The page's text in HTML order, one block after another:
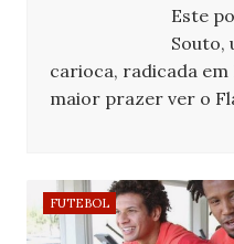
Este
Souto,
carioca, radicada
maior prazer ver o
FUTEBOL